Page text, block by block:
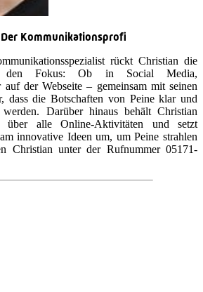
Kommunikationsprofi
rückt Christian die
den Fokus: Ob in Social Media,
auf der Webseite – gemeinsam mit seinen
dass die Botschaften von Peine klar und
werden. Darüber hinaus behält Christian
alle Online-Aktivitäten und setzt
innovative Ideen um, um Peine strahlen
Christian unter der Rufnummer 05171-